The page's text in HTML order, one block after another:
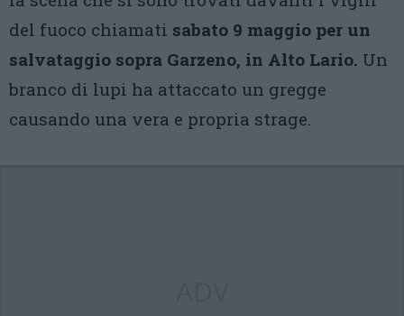
del fuoco chiamati sabato 9 maggio per un
salvataggio sopra Garzeno, in Alto Lario. Un
branco di lupi ha attaccato un gregge
causando una vera e propria strage.